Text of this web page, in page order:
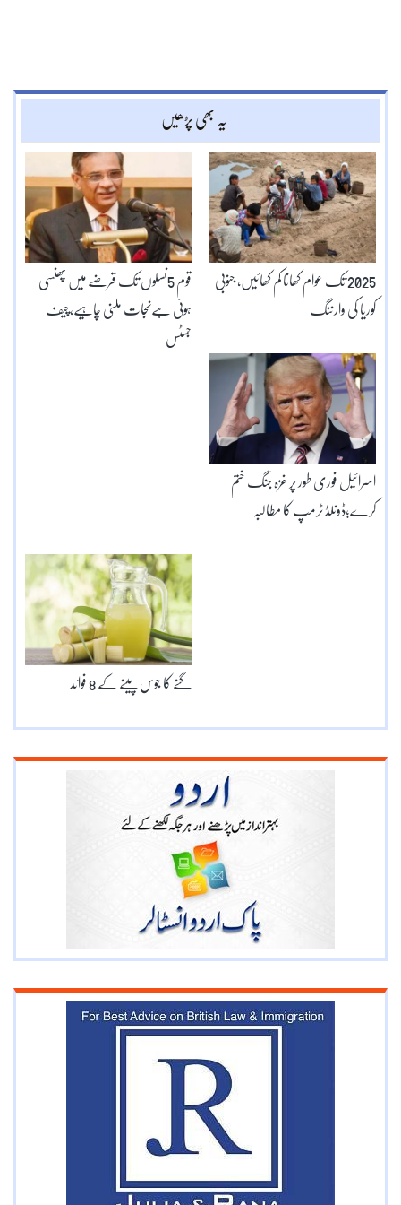
یہ بھی پڑھیں
قوم 5نسلوں تک قرضے میں پھنسی
ہوئی ہےنجات ملنی چاہیے،چیف
جسٹس
2025 تک عوام کھانا کم کھائیں، جنوبی
کوریا کی وارننگ
اسرائیل فوری طور پر غزہ جنگ ختم
کرے؛ڈونلڈ ٹرمپ کا مطالبہ
گنے کا جوس پینے کے 8 فوائد